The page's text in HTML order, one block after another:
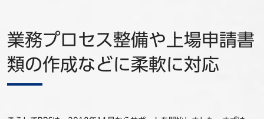
業務プロセス整備や上場申請書
類の作成などに柔軟に対応